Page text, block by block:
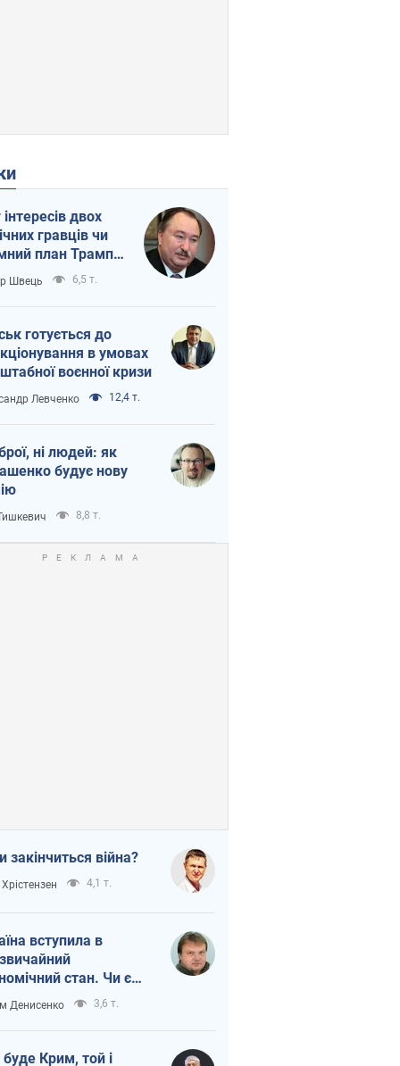
інтересів двох
гравців чи
план Трампа
Швець 6,5 т.
готується до
в умовах
воєнної кризи
Левченко 12,4 т.
ні людей: як
будує нову
8,8 т.
закінчиться війна?
4,1 т.
вступила в
стан. Чи є
вкінці тунелю?
Денисенко 3,6 т.
Крим, той і